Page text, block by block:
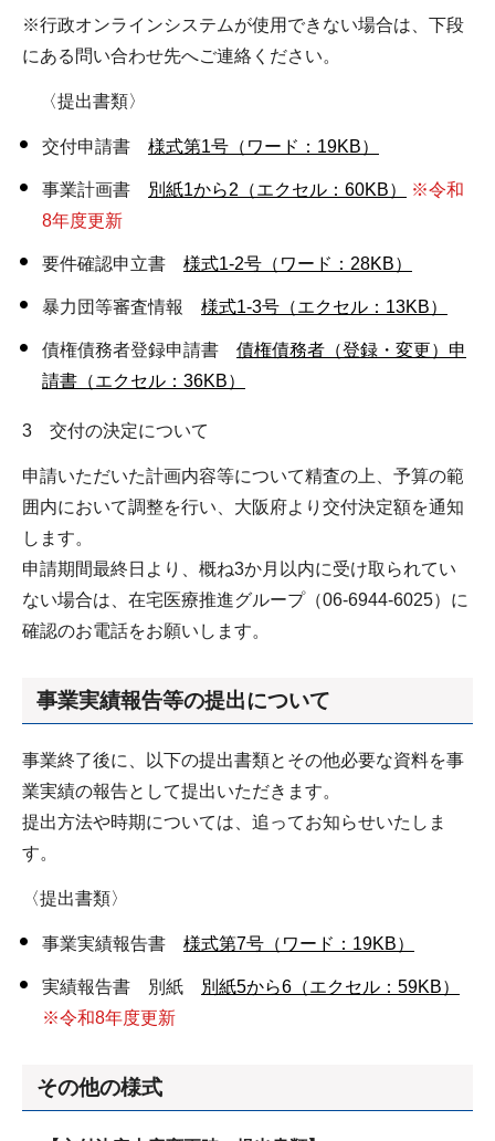
※行政オンラインシステムが使用できない場合は、下段
にある問い合わせ先へご連絡ください。
〈提出書類〉
交付申請書 様式第1号（ワード：19KB）
事業計画書 別紙1から2（エクセル：60KB）
※令和
8年度更新
要件確認申立書 様式1-2号（ワード：28KB）
暴力団等審査情報 様式1-3号（エクセル：13KB）
債権債務者登録申請書 債権債務者（登録・変更）申
請書（エクセル：36KB）
3 交付の決定について
申請いただいた計画内容等について精査の上、予算の範
囲内において調整を行い、大阪府より交付決定額を通知
します。
申請期間最終日より、概ね3か月以内に受け取られてい
ない場合は、在宅医療推進グループ（06-6944-6025）に
確認のお電話をお願いします。
事業実績報告等の提出について
事業終了後に、以下の提出書類とその他必要な資料を事
業実績の報告として提出いただきます。
提出方法や時期については、追ってお知らせいたしま
す。
〈提出書類〉
事業実績報告書 様式第7号（ワード：19KB）
実績報告書 別紙
別紙5から6（エクセル：59KB）
※令和8年度更新
その他の様式